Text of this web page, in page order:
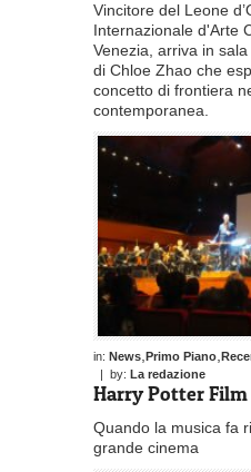
Vincitore del Leone
Internazionale d'Arte
Venezia, arriva in
di Chloe Zhao che
concetto di frontiera
contemporanea.
in: News Primo Piano
| by: La redazione
Harry Potter Film
Quando la musica fa
grande cinema